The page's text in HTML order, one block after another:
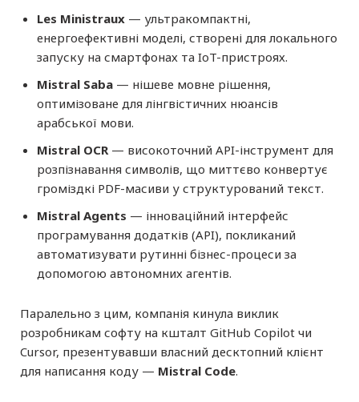
Les Ministraux — ультракомпактні,
енергоефективні моделі, створені для локального
запуску на смартфонах та IoT-пристроях.
Mistral Saba — нішеве мовне рішення,
оптимізоване для лінгвістичних нюансів
арабської мови.
Mistral OCR— високоточний API-інструмент для
розпізнавання символів, що миттєво конвертує
громіздкі PDF-масиви у структурований текст.
Mistral Agents — інноваційний інтерфейс
програмування додатків (API), покликаний
автоматизувати рутинні бізнес-процеси за
допомогою автономних агентів.
Паралельно з цим, компанія кинула виклик
розробникам софту на кшталт GitHub Copilot чи
Cursor, презентувавши власний десктопний клієнт
для написання коду — Mistral Code.